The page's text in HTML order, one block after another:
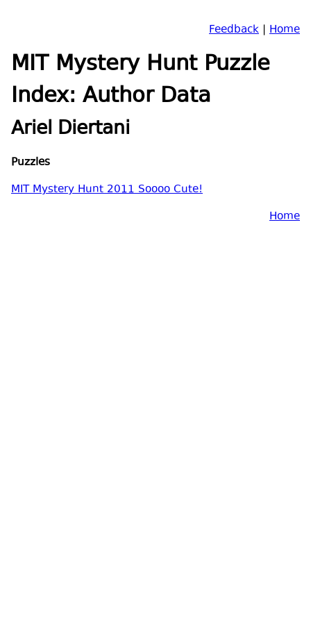
Feedback | Home
MIT Mystery Hunt Puzzle
Index: Author Data
Ariel Diertani
Puzzles
MIT Mystery Hunt 2011 Soooo Cute!
Home